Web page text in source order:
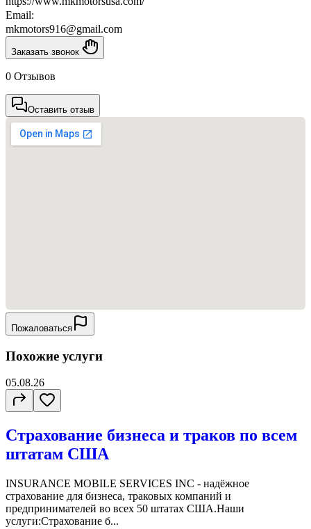
Email:
mkmotors916@gmail.com
Заказать звонок
0 Отзывов
Оставить отзыв
Пожаловаться
Похожие услуги
05.08.26
Страхование бизнеса и траков по всем
штатам США
INSURANCE MOBILE SERVICES INC - надёжное
страхование для бизнеса, траковых компаний и
предпринимателей во всех 50 штатах США.Наши
услуги:Страхование б...